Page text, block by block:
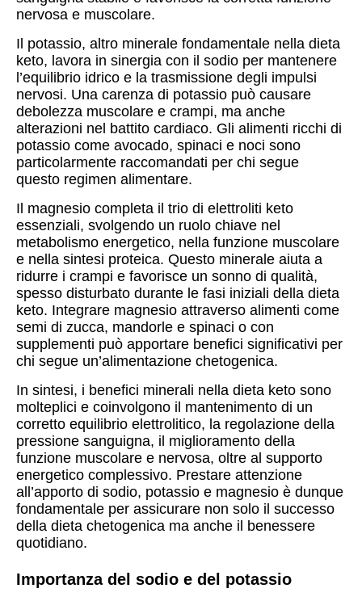
nervosa e muscolare.
Il potassio, altro minerale fondamentale nella dieta
keto, lavora in sinergia con il sodio per mantenere
l’equilibrio idrico e la trasmissione degli impulsi
nervosi. Una carenza di potassio può causare
debolezza muscolare e crampi, ma anche
alterazioni nel battito cardiaco. Gli alimenti ricchi di
potassio come avocado, spinaci e noci sono
particolarmente raccomandati per chi segue
questo regimen alimentare.
Il magnesio completa il trio di elettroliti keto
essenziali, svolgendo un ruolo chiave nel
metabolismo energetico, nella funzione muscolare
e nella sintesi proteica. Questo minerale aiuta a
ridurre i crampi e favorisce un sonno di qualità,
spesso disturbato durante le fasi iniziali della dieta
keto. Integrare magnesio attraverso alimenti come
semi di zucca, mandorle e spinaci o con
supplementi può apportare benefici significativi per
chi segue un’alimentazione chetogenica.
In sintesi, i benefici minerali nella dieta keto sono
molteplici e coinvolgono il mantenimento di un
corretto equilibrio elettrolitico, la regolazione della
pressione sanguigna, il miglioramento della
funzione muscolare e nervosa, oltre al supporto
energetico complessivo. Prestare attenzione
all’apporto di sodio, potassio e magnesio è dunque
fondamentale per assicurare non solo il successo
della dieta chetogenica ma anche il benessere
quotidiano.
Importanza del sodio e del potassio